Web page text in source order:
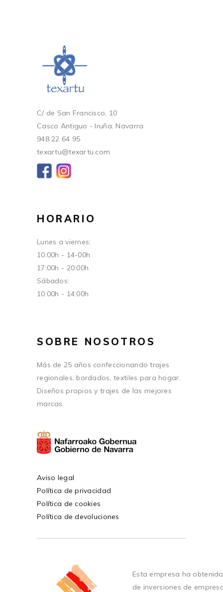
C/ de San Francisco, 10
Casco Antiguo - Iruña. Navarra
948 22 64 95
texartu@texartu.com
HORARIO
Lunes a viernes:
10:00h - 14-00h
17:00h - 20:00h
Sábados:
10:00h - 14:00h
SOBRE NOSOTROS
Más de 25 años confeccionando trajes
regionales, bordados, textiles para hogar.
Diseños propios y trajes de las mejores
marcas.
Aviso legal
Política de privacidad
Política de cookies
Política de devoluciones
Esta empresa ha
de inversiones de